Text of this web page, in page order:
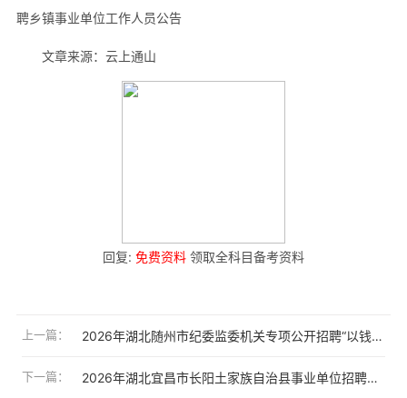
聘乡镇事业单位工作人员公告
文章来源：云上通山
回复: 免费资料 领取全科目备考资料
上一篇： 2026年湖北随州市纪委监委机关专项公开招聘“以钱养事”工作人员3人公告
下一篇： 2026年湖北宜昌市长阳土家族自治县事业单位招聘急需紧缺人才42人公告·华中科技大学站